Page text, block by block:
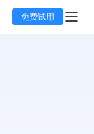
免费试用